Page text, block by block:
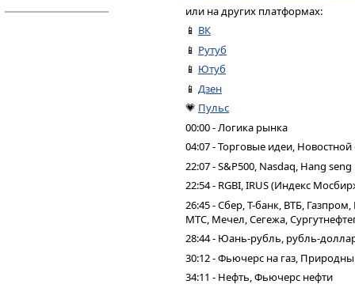
или на других платформах:
📱 ВК
📱 Рутуб
📱 Ютуб
📱 Дзен
💗 Пульс
00:00 - Логика рынка
04:07 - Торговые идеи,
22:07 - S&P500, Nasdaq, Hang seng
22:54 - RGBI, IRUS (Индекс
26:45 - Сбер, Т-банк, ВТБ,
МТС, Мечел, Сегежа,
28:44 - Юань-рубль, рубль-
30:12 - Фьючерс на газ,
34:11 - Нефть, Фьючерс нефти